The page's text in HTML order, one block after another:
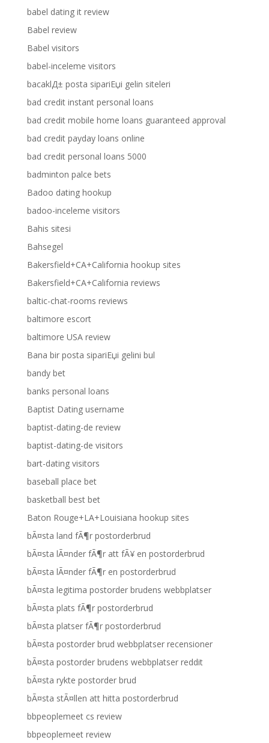
babel dating it review
Babel review
Babel visitors
babel-inceleme visitors
bacaklД± posta sipariЕџi gelin siteleri
bad credit instant personal loans
bad credit mobile home loans guaranteed approval
bad credit payday loans online
bad credit personal loans 5000
badminton palce bets
Badoo dating hookup
badoo-inceleme visitors
Bahis sitesi
Bahsegel
Bakersfield+CA+California hookup sites
Bakersfield+CA+California reviews
baltic-chat-rooms reviews
baltimore escort
baltimore USA review
Bana bir posta sipariЕџi gelini bul
bandy bet
banks personal loans
Baptist Dating username
baptist-dating-de review
baptist-dating-de visitors
bart-dating visitors
baseball place bet
basketball best bet
Baton Rouge+LA+Louisiana hookup sites
bÃ¤sta land fÃ¶r postorderbrud
bÃ¤sta lÃ¤nder fÃ¶r att fÃ¥ en postorderbrud
bÃ¤sta lÃ¤nder fÃ¶r en postorderbrud
bÃ¤sta legitima postorder brudens webbplatser
bÃ¤sta plats fÃ¶r postorderbrud
bÃ¤sta platser fÃ¶r postorderbrud
bÃ¤sta postorder brud webbplatser recensioner
bÃ¤sta postorder brudens webbplatser reddit
bÃ¤sta rykte postorder brud
bÃ¤sta stÃ¤llen att hitta postorderbrud
bbpeoplemeet cs review
bbpeoplemeet review